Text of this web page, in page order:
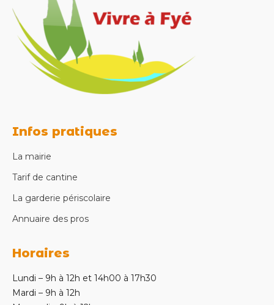
Infos pratiques
La mairie
Tarif de cantine
La garderie périscolaire
Annuaire des pros
Horaires
Lundi – 9h à 12h et 14h00 à 17h30
Mardi – 9h à 12h